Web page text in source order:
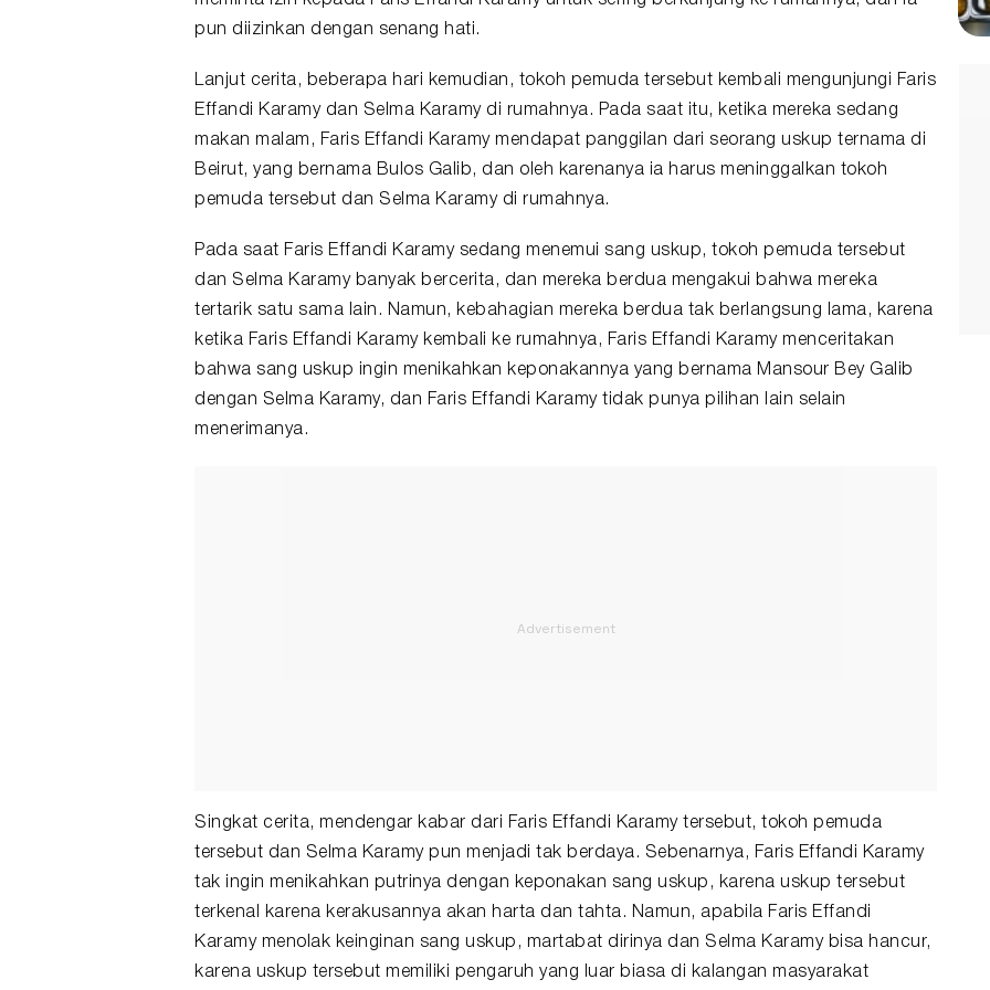
pun diizinkan dengan senang hati.
Lanjut cerita, beberapa hari kemudian, tokoh pemuda tersebut kembali mengunjungi Faris
Effandi Karamy dan Selma Karamy di rumahnya. Pada saat itu, ketika mereka sedang
makan malam, Faris Effandi Karamy mendapat panggilan dari seorang uskup ternama di
Beirut, yang bernama Bulos Galib, dan oleh karenanya ia harus meninggalkan tokoh
pemuda tersebut dan Selma Karamy di rumahnya.
Pada saat Faris Effandi Karamy sedang menemui sang uskup, tokoh pemuda tersebut
dan Selma Karamy banyak bercerita, dan mereka berdua mengakui bahwa mereka
tertarik satu sama lain. Namun, kebahagian mereka berdua tak berlangsung lama, karena
ketika Faris Effandi Karamy kembali ke rumahnya, Faris Effandi Karamy menceritakan
bahwa sang uskup ingin menikahkan keponakannya yang bernama Mansour Bey Galib
dengan Selma Karamy, dan Faris Effandi Karamy tidak punya pilihan lain selain
menerimanya.
Singkat cerita, mendengar kabar dari Faris Effandi Karamy tersebut, tokoh pemuda
tersebut dan Selma Karamy pun menjadi tak berdaya. Sebenarnya, Faris Effandi Karamy
tak ingin menikahkan putrinya dengan keponakan sang uskup, karena uskup tersebut
terkenal karena kerakusannya akan harta dan tahta. Namun, apabila Faris Effandi
Karamy menolak keinginan sang uskup, martabat dirinya dan Selma Karamy bisa hancur,
karena uskup tersebut memiliki pengaruh yang luar biasa di kalangan masyarakat